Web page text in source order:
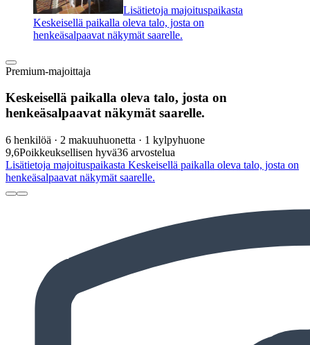
Lisätietoja majoituspaikasta
Keskeisellä paikalla oleva talo, josta on
henkeäsalpaavat näkymät saarelle.
Premium-majoittaja
Keskeisellä paikalla oleva talo, josta on
henkeäsalpaavat näkymät saarelle.
6 henkilöä · 2 makuuhuonetta · 1 kylpyhuone
9,6Poikkeuksellisen hyvä36 arvostelua
Lisätietoja majoituspaikasta Keskeisellä paikalla oleva talo, josta on
henkeäsalpaavat näkymät saarelle.